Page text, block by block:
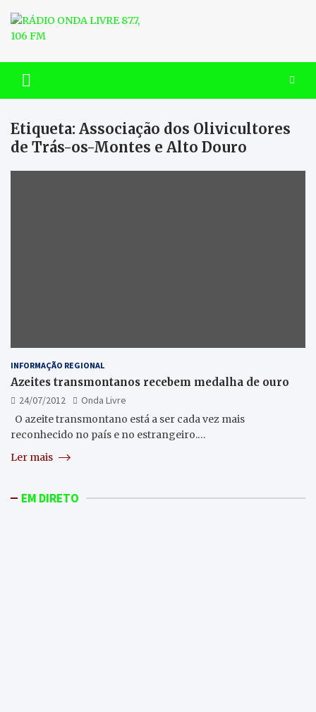
content
RÁDIO ONDA LIVRE 87.7, 106
FM
Etiqueta: Associação dos Olivicultores
de Trás-os-Montes e Alto Douro
INFORMAÇÃO REGIONAL
Azeites transmontanos recebem medalha de ouro
24/07/2012
Onda Livre
O azeite transmontano está a ser cada vez mais
reconhecido no país e no estrangeiro.…
Ler mais
EM DIRETO